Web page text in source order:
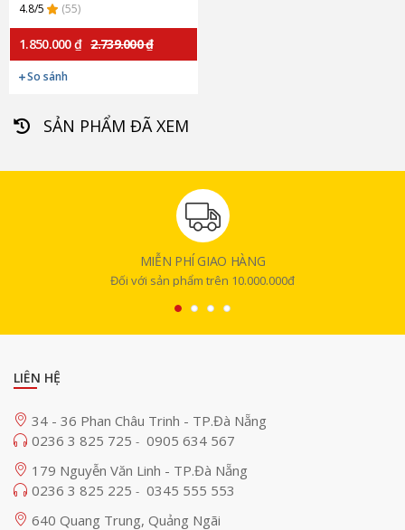
4.8/5
(55)
1.850.000 ₫ 2.739.000 ₫
So sánh
SẢN PHẨM ĐÃ XEM
MIỄN PHÍ GIAO HÀNG
Đối với sản phẩm trên 10.000.000đ
LIÊN HỆ
34 - 36 Phan Châu Trinh - TP.Đà Nẵng
0236 3 825 725 - 0905 634 567
179 Nguyễn Văn Linh - TP.Đà Nẵng
0236 3 825 225 - 0345 555 553
640 Quang Trung, Quảng Ngãi